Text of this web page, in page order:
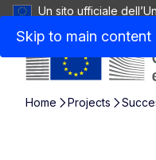
Skip to main content
Un sito ufficiale
Home Projects